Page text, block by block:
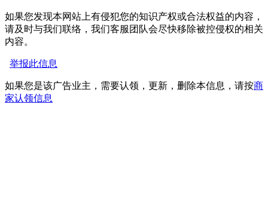
如果您发现本网站上有侵犯您的知识产权或合法权益的内容，
请及时与我们联络，我们客服团队会尽快移除被控侵权的相关
内容。
举报此信息
如果您是该广告业主，需要认领，更新，删除本信息，请按商
家认领信息